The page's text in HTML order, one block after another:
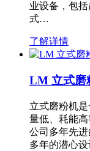
业设备，包
式…
了解详情
LM 立式磨
立式磨粉机
量低、耗能
公司多年先
多年的潜心